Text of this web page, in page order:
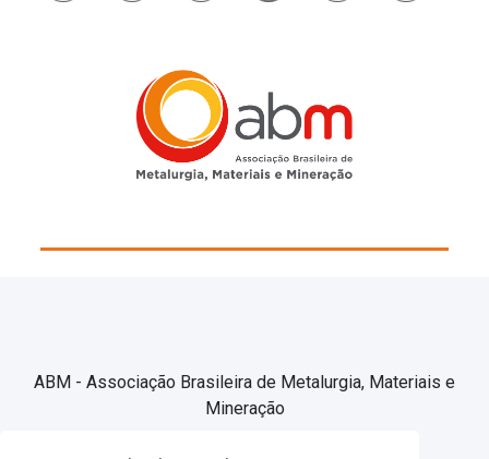
ABM - Associação Brasileira de Metalurgia, Materiais e
Mineração